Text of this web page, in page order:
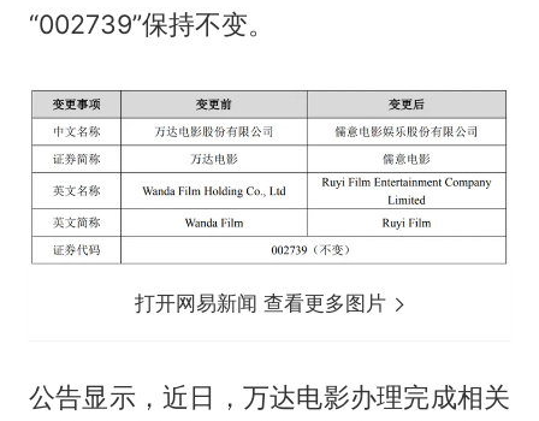
“002739”保持不变。
打开网易新闻 查看更多图片
公告显示，近日，万达电影办理完成相关